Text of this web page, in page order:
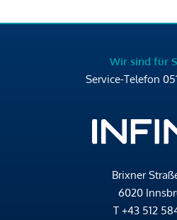
Wir sind für
Service-Telefon
Brixner
6020
T +43 512